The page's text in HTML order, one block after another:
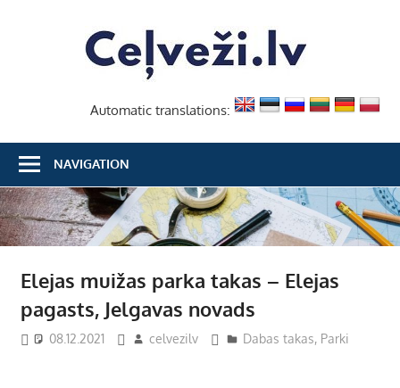
Automatic translations:
NAVIGATION
Elejas muižas parka takas – Elejas
pagasts, Jelgavas novads
08.12.2021 celvezilv Dabas takas, Parki